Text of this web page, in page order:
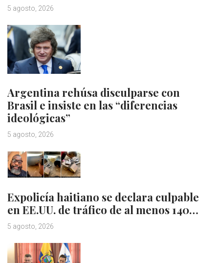
5 agosto, 2026
Argentina rehúsa disculparse con
Brasil e insiste en las “diferencias
ideológicas”
5 agosto, 2026
Expolicía haitiano se declara culpable
en EE.UU. de tráfico de al menos 140…
5 agosto, 2026